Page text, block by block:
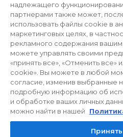
надлежащего
партнерами также может,
использовать файлы cookie в
маркетинговых целях, в
рекламного содержания
можете управлять своими
«принять все», «Отменить все»
cookie». Вы можете в любой
согласие, изменив выбранные
подробную информацию об
и обработке ваших личных
можно найти в нашей